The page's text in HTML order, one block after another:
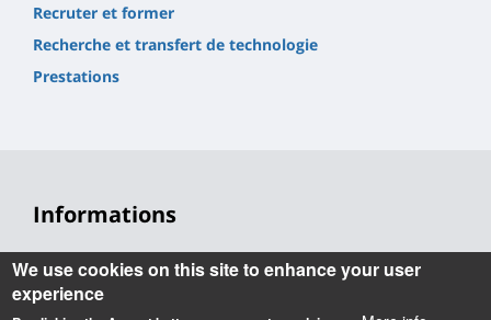
Recruter et former
Recherche et transfert de technologie
Prestations
Informations
Accueil
Tel. : +33(0)2 48 23 80 80
We use cookies on this site to enhance your user
experience